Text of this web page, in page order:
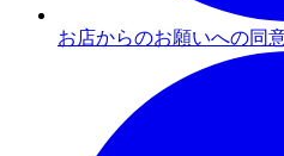
お店からのお願いへの同